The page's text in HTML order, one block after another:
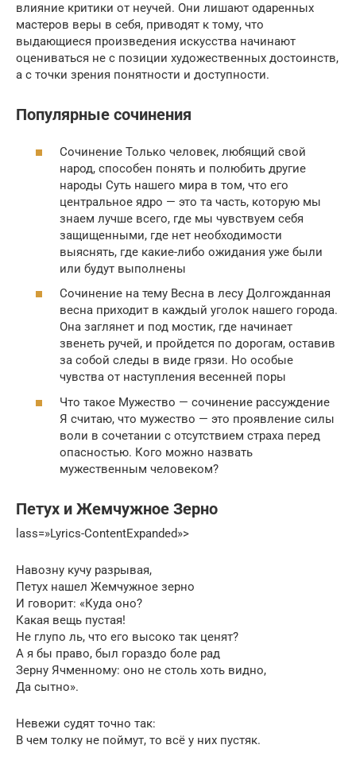
влияние критики от неучей. Они лишают одаренных
мастеров веры в себя, приводят к тому, что
выдающиеся произведения искусства начинают
оцениваться не с позиции художественных достоинств,
а с точки зрения понятности и доступности.
Популярные сочинения
Сочинение Только человек, любящий свой
народ, способен понять и полюбить другие
народы Суть нашего мира в том, что его
центральное ядро — это та часть, которую мы
знаем лучше всего, где мы чувствуем себя
защищенными, где нет необходимости
выяснять, где какие-либо ожидания уже были
или будут выполнены
Сочинение на тему Весна в лесу Долгожданная
весна приходит в каждый уголок нашего города.
Она заглянет и под мостик, где начинает
звенеть ручей, и пройдется по дорогам, оставив
за собой следы в виде грязи. Но особые
чувства от наступления весенней поры
Что такое Мужество — сочинение рассуждение
Я считаю, что мужество — это проявление силы
воли в сочетании с отсутствием страха перед
опасностью. Кого можно назвать
мужественным человеком?
Петух и Жемчужное Зерно
lass=»Lyrics-ContentExpanded»>
Навозну кучу разрывая,
Петух нашел Жемчужное зерно
И говорит: «Куда оно?
Какая вещь пустая!
Не глупо ль, что его высоко так ценят?
А я бы право, был гораздо боле рад
Зерну Ячменному: оно не столь хоть видно,
Да сытно».
Невежи судят точно так:
В чем толку не поймут, то всё у них пустяк.